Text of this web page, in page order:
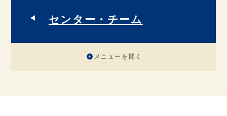
センター・チーム
メニューを開く